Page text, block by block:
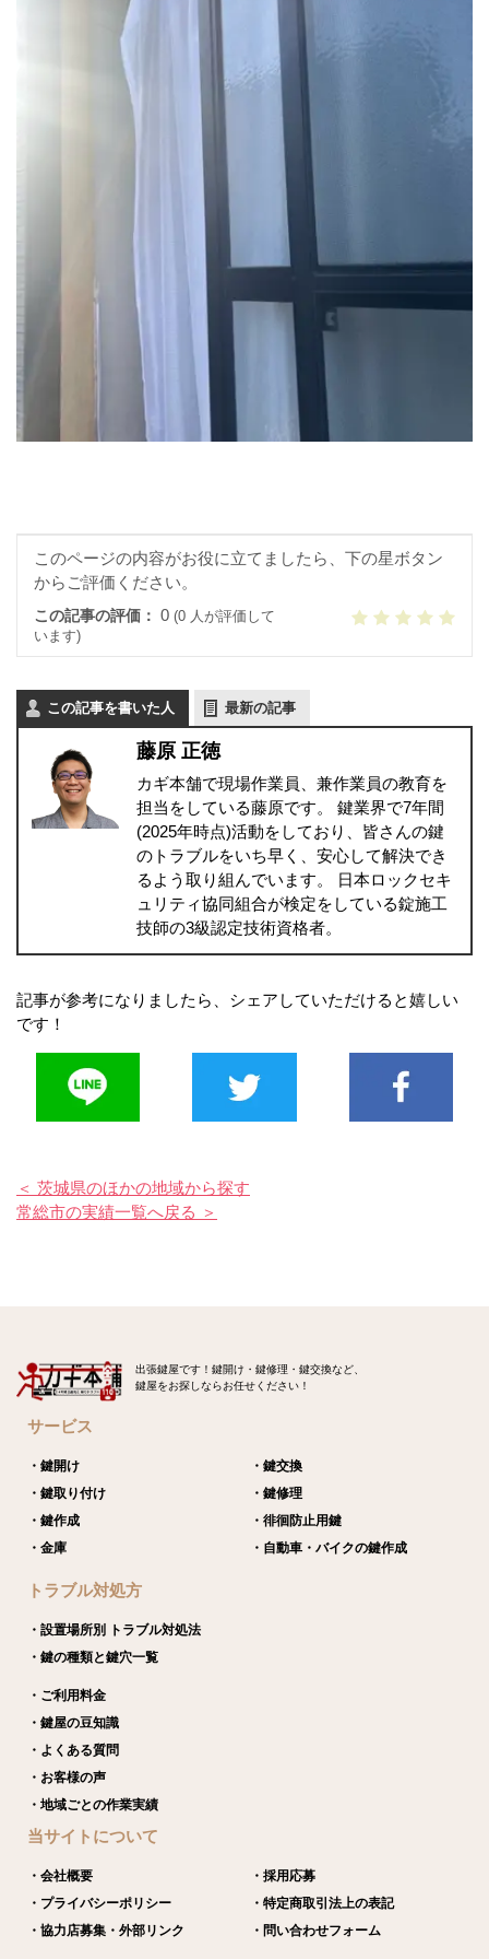
このページの内容がお役に立てましたら、下の星ボタン
からご評価ください。
この記事の評価： 0 (0 人が評価して
います)
この記事を書いた人 最新の記事
藤原 正徳
カギ本舗で現場作業員、兼作業員の教育を
担当をしている藤原です。 鍵業界で7年間
(2025年時点)活動をしており、皆さんの鍵
のトラブルをいち早く、安心して解決でき
るよう取り組んでいます。 日本ロックセキ
ュリティ協同組合が検定をしている錠施工
技師の3級認定技術資格者。
記事が参考になりましたら、シェアしていただけると嬉しい
です！
＜ 茨城県のほかの地域から探す
常総市の実績一覧へ戻る ＞
出張鍵屋です！鍵開け・鍵修理・鍵交換など、
鍵屋をお探しならお任せください！
サービス
・鍵開け
・鍵交換
・鍵取り付け
・鍵修理
・鍵作成
・徘徊防止用鍵
・金庫
・自動車・バイクの鍵作成
トラブル対処方
・設置場所別 トラブル対処法
・鍵の種類と鍵穴一覧
・ご利用料金
・鍵屋の豆知識
・よくある質問
・お客様の声
・地域ごとの作業実績
当サイトについて
・会社概要
・採用応募
・プライバシーポリシー
・特定商取引法上の表記
・協力店募集・外部リンク
・問い合わせフォーム